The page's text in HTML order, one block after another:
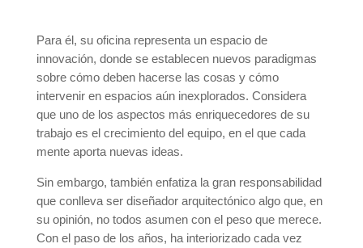
Para él, su oficina representa un espacio de
innovación, donde se establecen nuevos paradigmas
sobre cómo deben hacerse las cosas y cómo
intervenir en espacios aún inexplorados. Considera
que uno de los aspectos más enriquecedores de su
trabajo es el crecimiento del equipo, en el que cada
mente aporta nuevas ideas.
Sin embargo, también enfatiza la gran responsabilidad
que conlleva ser diseñador arquitectónico algo que, en
su opinión, no todos asumen con el peso que merece.
Con el paso de los años, ha interiorizado cada vez